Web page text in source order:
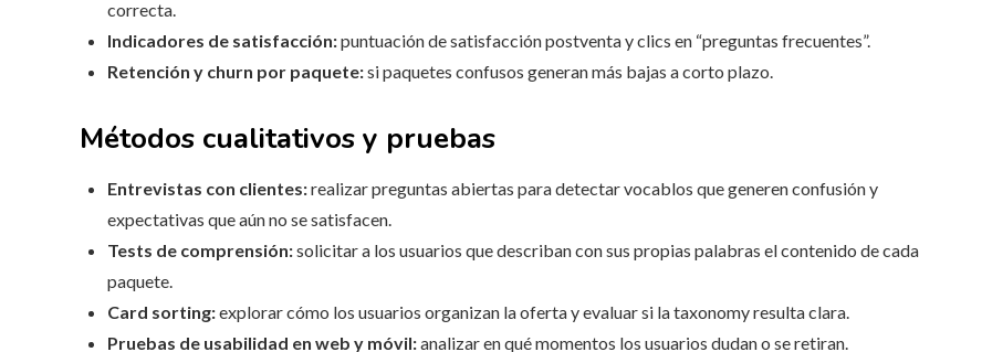
correcta.
Indicadores de satisfacción:puntuación de satisfacción postventa y clics en “preguntas frecuentes”.
Retención y churn por paquete:si paquetes confusos generan más bajas a corto plazo.
Métodos cualitativos y pruebas
Entrevistas con clientes:realizar preguntas abiertas para detectar vocablos que generen confusión y
expectativas que aún no se satisfacen.
Tests de comprensión:solicitar a los usuarios que describan con sus propias palabras el contenido de cada
paquete.
Card sorting:explorar cómo los usuarios organizan la oferta y evaluar si la taxonomy resulta clara.
Pruebas de usabilidad en web y móvil:analizar en qué momentos los usuarios dudan o se retiran.